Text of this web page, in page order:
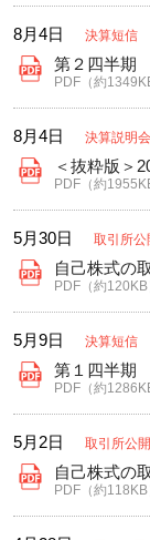
8月4日 決算短信
第２四半期
PDF（約
8月4日 決算説明
＜抜粋版＞
PDF（約
5月30日 取引所公
自己株式の
PDF（約120KB
5月9日 決算短信
第１四半期
PDF（約
5月2日 取引所公
自己株式の
PDF（約118KB